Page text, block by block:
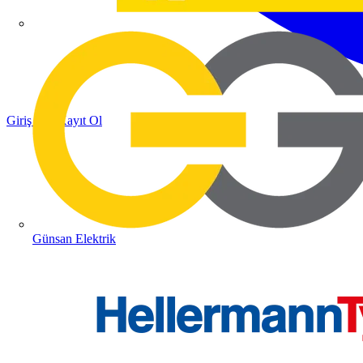
Günsan Elektrik
Giriş Yap Kayıt Ol